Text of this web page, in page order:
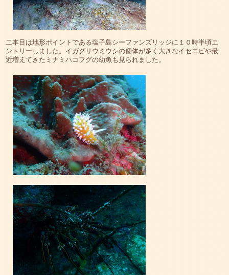
二本目は地形ポイントである塩子島シーファンズリッジに１０時半頃エ
ントリーしました。イガグリウミウシの個体が多く大きなイセエビや最
近増えてきたミナミハコフグの幼魚も見られました。